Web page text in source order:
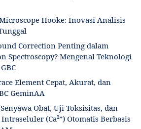
Hooke: Inovasi Analisis
Correction Penting dalam
Spectroscopy? Mengenal Teknologi
Element Cepat, Akurat, dan
GeminAA
Obat, Uji Toksisitas, dan
(Ca²⁺) Otomatis Berbasis